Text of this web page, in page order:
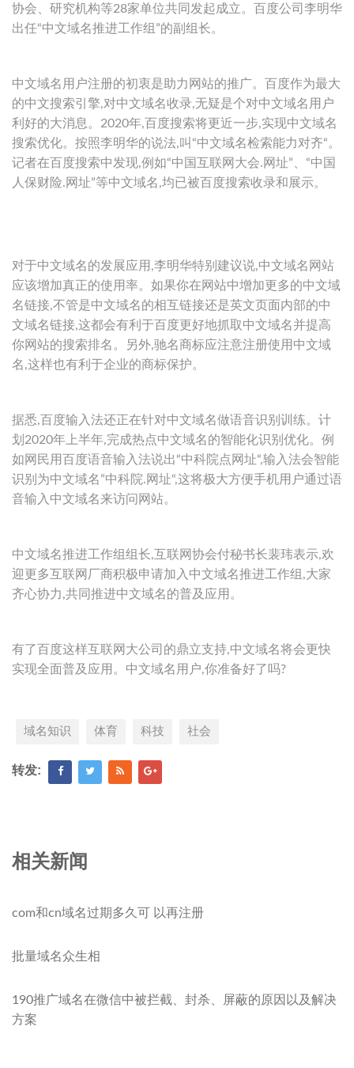
协会、研究机构等28家单位共同发起成立。百度公司李明华
出任“中文域名推进工作组”的副组长。
中文域名用户注册的初衷是助力网站的推广。百度作为最大
的中文搜索引擎,对中文域名收录,无疑是个对中文域名用户
利好的大消息。2020年,百度搜索将更近一步,实现中文域名
搜索优化。按照李明华的说法,叫“中文域名检索能力对齐“。
记者在百度搜索中发现,例如“中国互联网大会.网址”、“中国
人保财险.网址”等中文域名,均已被百度搜索收录和展示。
对于中文域名的发展应用,李明华特别建议说,中文域名网站
应该增加真正的使用率。如果你在网站中增加更多的中文域
名链接,不管是中文域名的相互链接还是英文页面内部的中
文域名链接,这都会有利于百度更好地抓取中文域名并提高
你网站的搜索排名。另外,驰名商标应注意注册使用中文域
名,这样也有利于企业的商标保护。
据悉,百度输入法还正在针对中文域名做语音识别训练。计
划2020年上半年,完成热点中文域名的智能化识别优化。例
如网民用百度语音输入法说出“中科院点网址“,输入法会智能
识别为中文域名”中科院.网址“,这将极大方便手机用户通过语
音输入中文域名来访问网站。
中文域名推进工作组组长,互联网协会付秘书长裴玮表示,欢
迎更多互联网厂商积极申请加入中文域名推进工作组,大家
齐心协力,共同推进中文域名的普及应用。
有了百度这样互联网大公司的鼎立支持,中文域名将会更快
实现全面普及应用。中文域名用户,你准备好了吗?
域名知识 体育 科技 社会
转发:
相关新闻
com和cn域名过期多久可 以再注册
批量域名众生相
190推广域名在微信中被拦截、封杀、屏蔽的原因以及解决
方案